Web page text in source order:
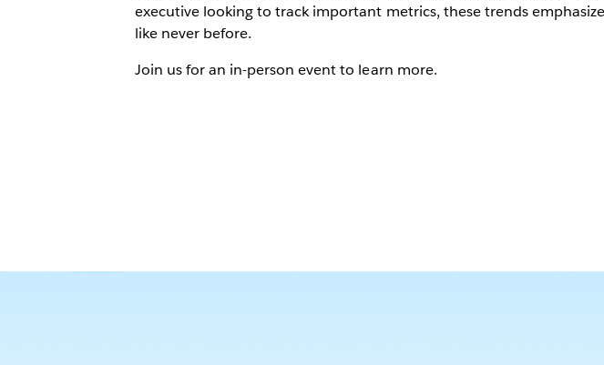
executive looking to track important metrics, these trends
like never before.
Join us for an in-person event to learn more.